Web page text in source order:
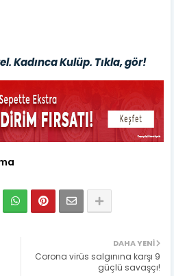
Kadınca Kulüp. Tıkla, gör!
DAHA YENI
Corona virüs salgınına karşı 9
güçlü savaşçı!